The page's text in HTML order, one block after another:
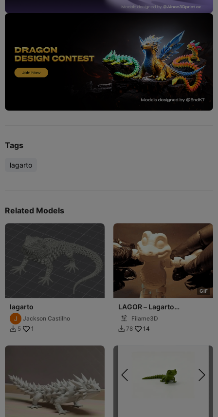
Tags
lagarto
Related Models
lagarto
Jackson Castilho
 5 1
GIF
LAGOR – Lagarto
Articulado Print-in-Place
Filame3D
 78 14